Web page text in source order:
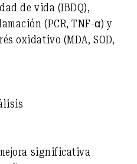
de vida (IBDQ),
(PCR, TNF-α) y
oxidativo (MDA, SOD,
significativa